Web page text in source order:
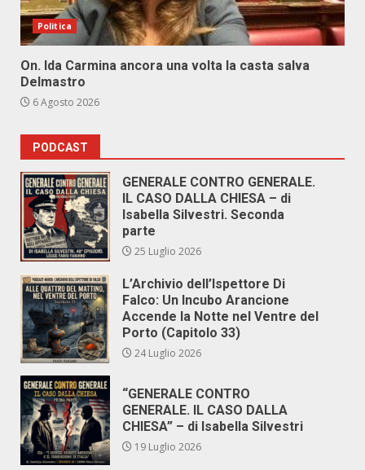
Politica
On. Ida Carmina ancora una volta la casta salva
Delmastro
6 Agosto 2026
PODCAST
GENERALE CONTRO GENERALE.
IL CASO DALLA CHIESA – di
Isabella Silvestri. Seconda
parte
25 Luglio 2026
L’Archivio dell’Ispettore Di
Falco: Un Incubo Arancione
Accende la Notte nel Ventre del
Porto (Capitolo 33)
24 Luglio 2026
“GENERALE CONTRO
GENERALE. IL CASO DALLA
CHIESA” – di Isabella Silvestri
19 Luglio 2026